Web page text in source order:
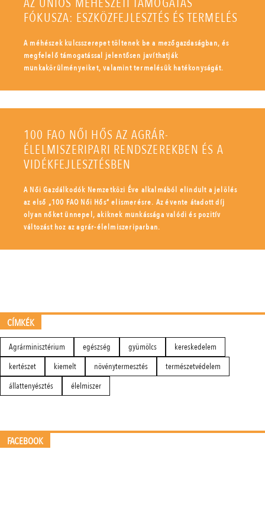
AZ UNIÓS MÉHÉSZETI TÁMOGATÁS
FÓKUSZA: ESZKÖZFEJLESZTÉS ÉS TERMELÉS
A méhészek kulcsszerepet töltenek be a mezőgazdaságban, és
megfelelő támogatással jelentősen javíthatják
munkakörülményeiket, valamint termelésük hatékonyságát.
100 FAO NŐI HŐS AZ AGRÁR-
ÉLELMISZERIPARI RENDSZEREKBEN ÉS A
VIDÉKFEJLESZTÉSBEN
A Női Gazdálkodók Nemzetközi Éve alkalmából elindult a jelölés
az első „100 FAO Női Hős” elismerésre. Az évente átadott díj
olyan nőket ünnepel, akiknek munkássága valódi és pozitív
változást hoz az agrár-élelmiszeriparban.
CÍMKÉK
Agrárminisztérium egészség gyümölcs
kereskedelem
kertészet
kiemelt növénytermesztés
természetvédelem
állattenyésztés
élelmiszer
FACEBOOK